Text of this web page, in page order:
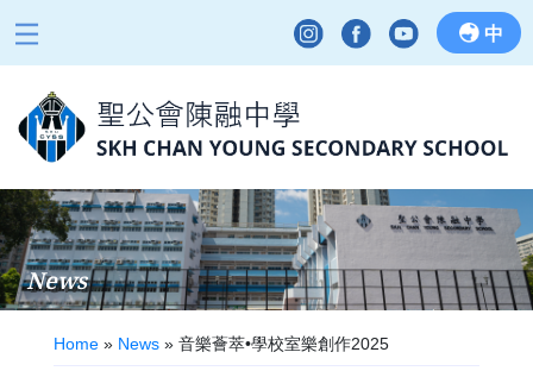
中
News
Home » News » 音樂薈萃•學校室樂創作2025